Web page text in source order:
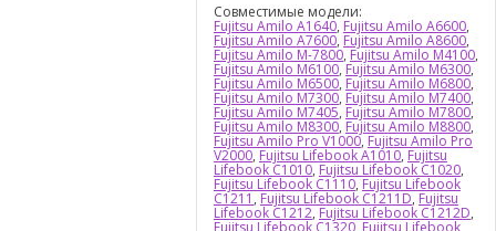
Совместимые модели:
Fujitsu Amilo A1640, Fujitsu Amilo A6600,
Fujitsu Amilo A7600, Fujitsu Amilo A8600,
Fujitsu Amilo M-7800, Fujitsu Amilo M4100,
Fujitsu Amilo M6100, Fujitsu Amilo M6300,
Fujitsu Amilo M6500, Fujitsu Amilo M6800,
Fujitsu Amilo M7300, Fujitsu Amilo M7400,
Fujitsu Amilo M7405, Fujitsu Amilo M7800,
Fujitsu Amilo M8300, Fujitsu Amilo M8800,
Fujitsu Amilo Pro V1000, Fujitsu Amilo Pro
V2000, Fujitsu Lifebook A1010, Fujitsu
Lifebook C1010, Fujitsu Lifebook C1020,
Fujitsu Lifebook C1110, Fujitsu Lifebook
C1211 , Fujitsu Lifebook C1211D, Fujitsu
Lifebook C1212, Fujitsu Lifebook C1212D,
Fujitsu Lifebook C1320, Fujitsu Lifebook